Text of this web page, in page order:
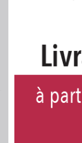
Note :
feuille d'or
Produits